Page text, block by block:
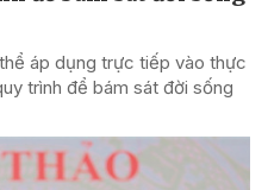
áp dụng trực tiếp vào thực
trình để bám sát đời sống